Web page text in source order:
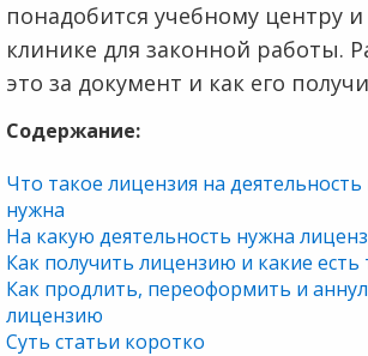
понадобится учебному центру
клинике для законной работы.
это за документ и как его
Содержание:
Что такое лицензия на
нужна
На какую деятельность нужна
Как получить лицензию и какие есть
Как продлить, переоформить и
лицензию
Суть статьи коротко